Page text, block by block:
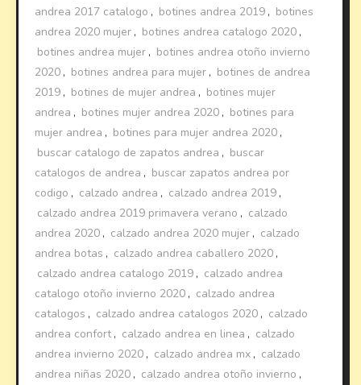
andrea 2017 catalogo , botines andrea 2019 , botines
andrea 2020 mujer , botines andrea catalogo 2020 ,
botines andrea mujer , botines andrea otoño invierno
2020 , botines andrea para mujer , botines de andrea
2019 , botines de mujer andrea , botines mujer
andrea , botines mujer andrea 2020 , botines para
mujer andrea , botines para mujer andrea 2020 ,
buscar catalogo de zapatos andrea , buscar
catalogos de andrea , buscar zapatos andrea por
codigo , calzado andrea , calzado andrea 2019 ,
calzado andrea 2019 primavera verano , calzado
andrea 2020 , calzado andrea 2020 mujer , calzado
andrea botas , calzado andrea caballero 2020 ,
calzado andrea catalogo 2019 , calzado andrea
catalogo otoño invierno 2020 , calzado andrea
catalogos , calzado andrea catalogos 2020 , calzado
andrea confort, calzado andrea en linea , calzado
andrea invierno 2020 , calzado andrea mx , calzado
andrea niñas 2020 , calzado andrea otoño invierno ,